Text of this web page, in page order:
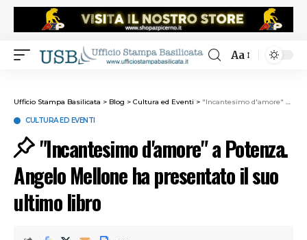
Aa
Ufficio Stampa Basilicata > Blog > Cultura ed Eventi > "Incantesimo d'amore" a Potenza. Angelo Mellone ha presentato il suo ultimo libro
CULTURA ED EVENTI
"Incantesimo d'amore" a Potenza.
Angelo Mellone ha presentato il suo
ultimo libro